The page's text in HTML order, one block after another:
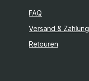
FAQ
Versand & Zahlung
Retouren